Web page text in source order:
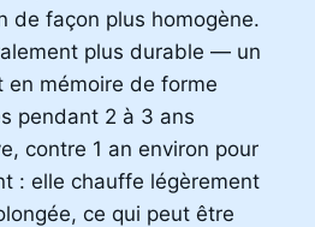
de façon plus homogène.
plus durable — un
mémoire de forme
pendant 2 à 3 ans
contre 1 an environ pour
: elle chauffe légèrement
ce qui peut être